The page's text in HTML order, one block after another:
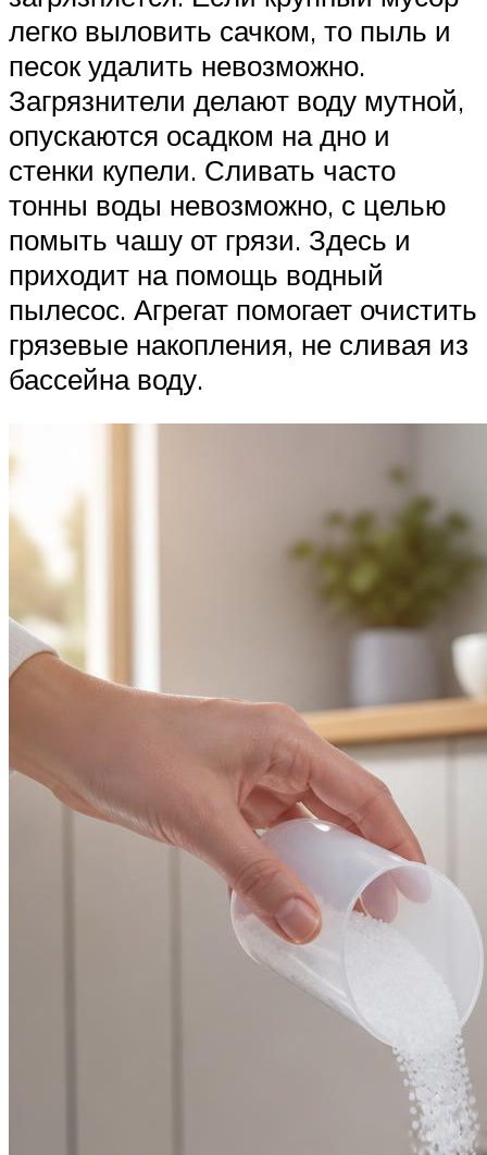
легко выловить сачком, то пыль и
песок удалить невозможно.
Загрязнители делают воду мутной,
опускаются осадком на дно и
стенки купели. Сливать часто
тонны воды невозможно, с целью
помыть чашу от грязи. Здесь и
приходит на помощь водный
пылесос. Агрегат помогает очистить
грязевые накопления, не сливая из
бассейна воду.